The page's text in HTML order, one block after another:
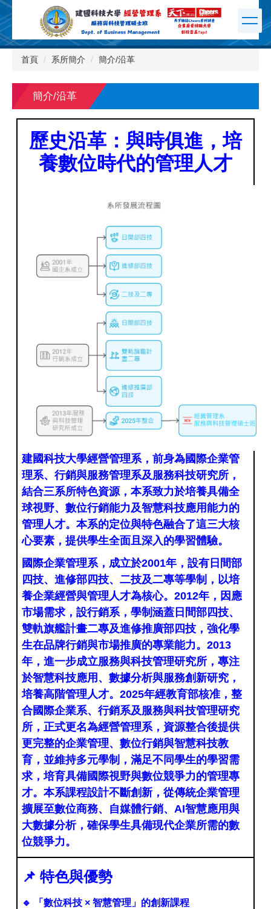
跳
到
主
要
區
首頁 系所簡介 簡介/沿革
簡介/沿革
歷史沿革：與時俱進，培
養數位時代的管理人才
建國科技大學經營管理系，前身為國際企業管
理系、行銷與服務管理系及服務科技研究所，
結合三系所特色資源，本系致力於培養具備全
球視野、數位行銷能力及智慧科技應用能力的
管理人才。本系的定位與特色融合了這三大核
心要素，提供學生全面且深入的學習體驗。
國際企業管理系，成立於2001年，設有日間部
四技、進修部四技、二技及二專等學制，以培
養企業經營與管理人才為核心。2012年，因應
市場需求，設行銷系，學制涵蓋日間部四技、
雙軌旗艦計畫二專及進修推廣部四技，強化學
生在品牌行銷與市場推廣的專業能力。2013
年，進一步成立服務與科技管理研究所，專注
於智慧科技應用、數據分析與服務創新研究，
培養高階管理人才。2025年經教育部核准，整
合國際企業系、行銷系及服務與科技管理研究
所，正式更名為經營管理系，資源整合後提供
更完整的企業管理、數位行銷與智慧科技教
育，並維持多元學制，滿足不同學生的學習需
求，培育具備國際視野與數位競爭力的管理專
才。本系課程設計不斷創新，從傳統企業管理
擴展至數位商務、自媒體行銷、AI智慧應用與
大數據分析，確保學生具備現代企業所需的數
位競爭力。
📌 特色與優勢
🔹
「數位科技 × 智慧管理」的創新課程